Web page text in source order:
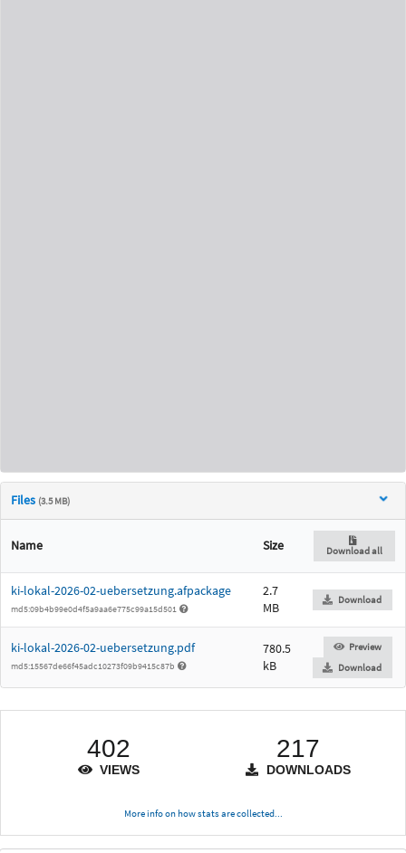
Files (3.5 MB)
Name Size Download all
ki-lokal-2026-02-uebersetzung.afpackage
md5:09b4b99e0d4f5a9aa6e775c99a15d501
2.7
MB
Download
ki-lokal-2026-02-uebersetzung.pdf
md5:15567de66f45adc10273f09b9415c87b
780.5
kB
Preview
Download
402
VIEWS
217
DOWNLOADS
More info on how stats are collected...